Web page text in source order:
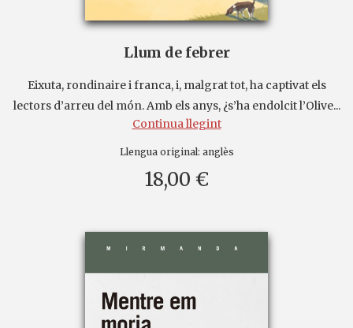
Llum de febrer
Eixuta, rondinaire i franca, i, malgrat tot, ha captivat els
lectors d’arreu del món. Amb els anys, ¿s’ha endolcit l’Olive...
Continua llegint
Llengua original: anglès
18,00 €